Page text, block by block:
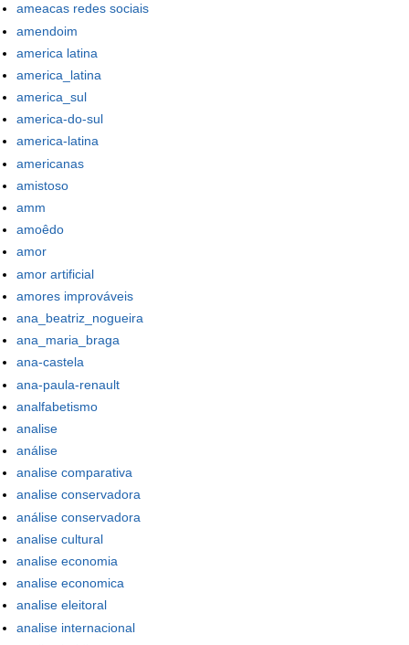
ameacas redes sociais
amendoim
america latina
america_latina
america_sul
america-do-sul
america-latina
americanas
amistoso
amm
amoêdo
amor
amor artificial
amores improváveis
ana_beatriz_nogueira
ana_maria_braga
ana-castela
ana-paula-renault
analfabetismo
analise
análise
analise comparativa
analise conservadora
análise conservadora
analise cultural
analise economia
analise economica
analise eleitoral
analise internacional